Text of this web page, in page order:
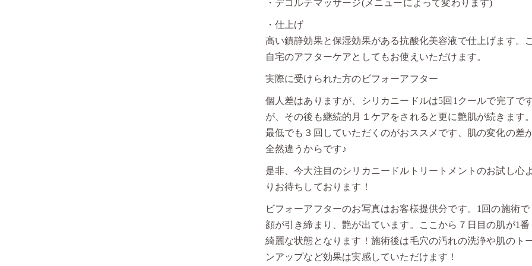
・デコルテマッサージ(メニューによって変わります)
・仕上げ
高い鎮静効果と保湿効果がある抗酸化美容液で仕上げます。
自宅のアフターケアとしてもお使えいただけます。
実際に受けられた方のビフォーアフター
個人差はありますが、シリカニードルは5回1クールで完了で
が、その後も継続的月１ケアをされると更に艶肌が続きます。
最低でも３回していただくのがおススメです、肌の変化の差
全然違うからです♪
是非、今大注目のシリカニードルトリートメントのお試し心よ
りお待ちしております！
ビフォーアフターのお写真はお客様提供分です。1回の施術で
顔が引き締まり、艶が出ています。ここから７日目の肌が1番
綺麗な状態となります！施術後は毛穴の汚れの洗浄や肌のト
ンアップなど効果は実感していただけます！